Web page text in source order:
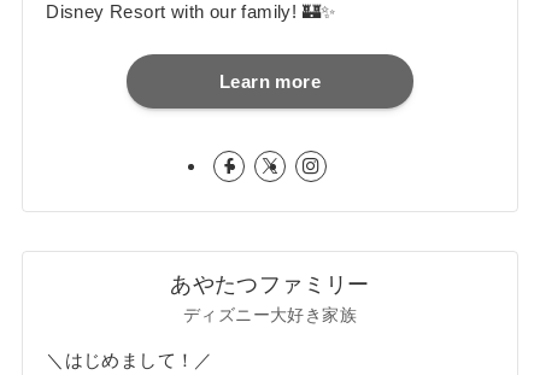
Disney Resort with our family! 🏰✨
Learn more
あやたつファミリー
ディズニー大好き家族
＼はじめまして！／